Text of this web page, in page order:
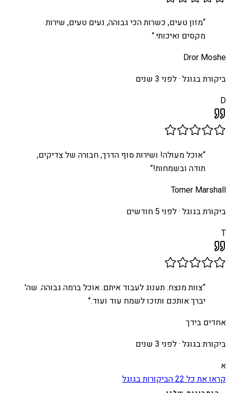
“מזון טעים, כשרות הכי גבוהה, נעים טעים, שירות
מקסים ואיכותי.”
Dror Moshe
ביקורת בגוגל ·לפני 3 שנים
D
“אוכל מעולה! ושירות סוף הדרך, חבורה של צדיקים,
תודה ובשמחות!”
Tomer Marshall
ביקורת בגוגל ·לפני 5 חודשים
T
“צוות מנצח. תענוג לעבוד איתם. אוכל ברמה גבוהה. שה'
יברך אותכם ותזכו לשמח עוד ועוד.”
אחדים בידך
ביקורת בגוגל ·לפני 3 שנים
א
קראו את כל22הביקורות בגוגל